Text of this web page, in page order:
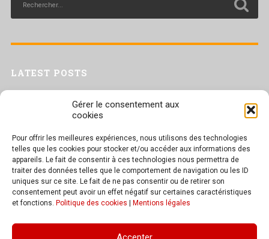
Gérer le consentement aux
cookies
Pour offrir les meilleures expériences, nous utilisons des technologies
telles que les cookies pour stocker et/ou accéder aux informations des
appareils. Le fait de consentir à ces technologies nous permettra de
traiter des données telles que le comportement de navigation ou les ID
uniques sur ce site. Le fait de ne pas consentir ou de retirer son
consentement peut avoir un effet négatif sur certaines caractéristiques
et fonctions. Politique des cookies Mentions légales
LATEST POSTS
Trac confédéral sur les situations de travail par forte chaleur
Séance plénière du CESER du 23 juin 2026
Tract UD 25 — Une nouvelle attaque contre nos droits : les arrêts
maladie
TEXT WIDGET